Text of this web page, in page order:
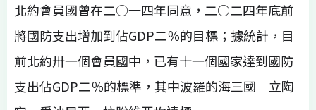
北約會員國曾在二○一四年同意，二○二四年底前
將國防支出增加到佔GDP二％的目標；據統計，目
前北約卅一個會員國中，已有十一個國家達到國防
支出佔GDP二％的標準，其中波羅的海三國─立陶